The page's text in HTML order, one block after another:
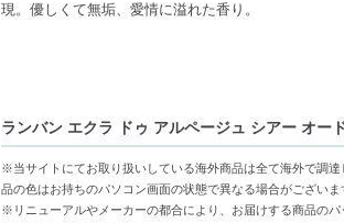
現。優しくて無垢、愛情に溢れた香り。
マンダリン、ロータスリーフ、ドラゴンフルーツ
MIDDLE
ピオニー、ウォーター ジャスミン、スズラン
LAST
ランバン エクラ ドゥ アルページュ シアー オー
※当サイトにてお取り扱いしている海外商品は全て海外で調
品の色はお持ちのパソコン画面の状態で異なる場合がございま
※リニューアルやメーカーの都合により、お届けする商品の